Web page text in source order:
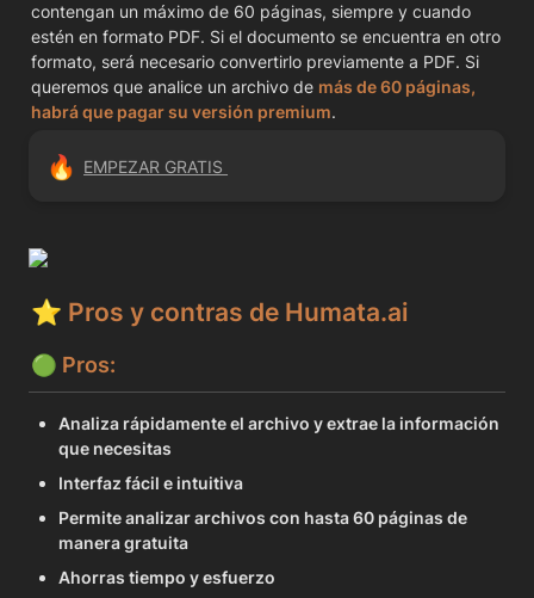
contengan un máximo de 60 páginas, siempre y cuando
estén en formato PDF. Si el documento se encuentra en otro
formato, será necesario convertirlo previamente a PDF. Si
queremos que analice un archivo de más de 60 páginas,
habrá que pagar su versión premium.
🔥 EMPEZAR GRATIS
⭐️ Pros y contras de Humata.ai
🟢 Pros:
Analiza rápidamente el archivo y extrae la información
que necesitas
Interfaz fácil e intuitiva
Permite analizar archivos con hasta 60 páginas de
manera gratuita
Ahorras tiempo y esfuerzo